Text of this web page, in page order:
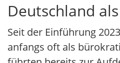
Deutschland
Seit der Einführung
anfangs oft als